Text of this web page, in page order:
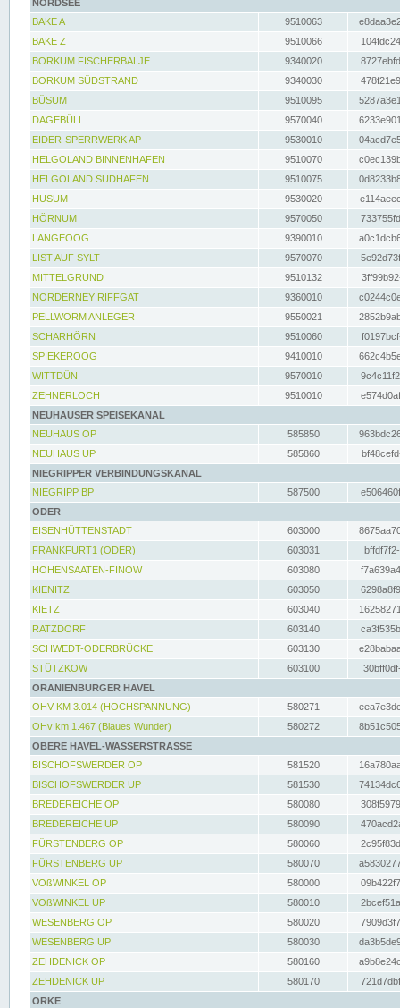
NORDSEE
BAKE A
9510063
BAKE Z
9510066
BORKUM FISCHERBALJE
9340020
BORKUM SÜDSTRAND
9340030
BÜSUM
9510095
DAGEBÜLL
9570040
EIDER-SPERRWERK AP
9530010
HELGOLAND BINNENHAFEN
9510070
HELGOLAND SÜDHAFEN
9510075
HUSUM
9530020
HÖRNUM
9570050
LANGEOOG
9390010
LIST AUF SYLT
9570070
MITTELGRUND
9510132
NORDERNEY RIFFGAT
9360010
PELLWORM ANLEGER
9550021
SCHARHÖRN
9510060
SPIEKEROOG
9410010
WITTDÜN
9570010
ZEHNERLOCH
9510010
NEUHAUSER SPEISEKANAL
NEUHAUS OP
585850
NEUHAUS UP
585860
NIEGRIPPER VERBINDUNGSKANAL
NIEGRIPP BP
587500
ODER
EISENHÜTTENSTADT
603000
FRANKFURT1 (ODER)
603031
HOHENSAATEN-FINOW
603080
KIENITZ
603050
KIETZ
603040
RATZDORF
603140
SCHWEDT-ODERBRÜCKE
603130
STÜTZKOW
603100
ORANIENBURGER HAVEL
OHV KM 3.014 (HOCHSPANNUNG)
580271
OHv km 1.467 (Blaues Wunder)
580272
OBERE HAVEL-WASSERSTRASSE
BISCHOFSWERDER OP
581520
BISCHOFSWERDER UP
581530
BREDEREICHE OP
580080
BREDEREICHE UP
580090
FÜRSTENBERG OP
580060
FÜRSTENBERG UP
580070
VOßWINKEL OP
580000
VOßWINKEL UP
580010
WESENBERG OP
580020
WESENBERG UP
580030
ZEHDENICK OP
580160
ZEHDENICK UP
580170
ORKE